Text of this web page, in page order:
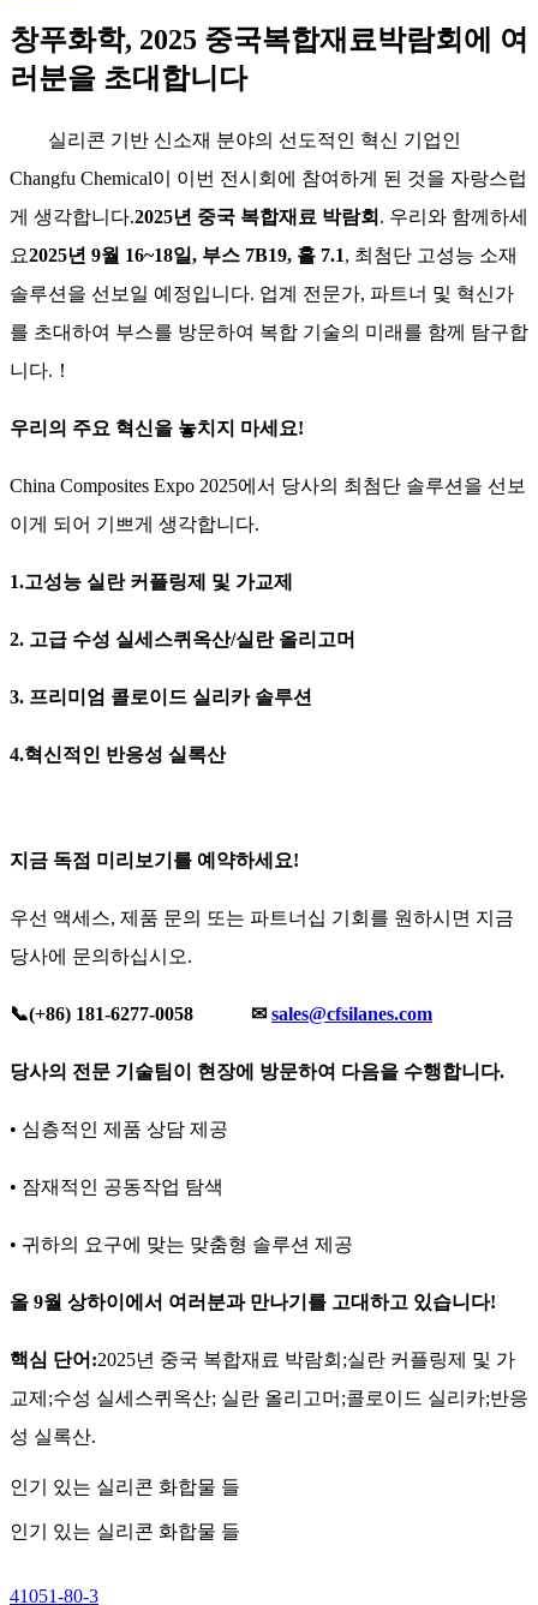
창푸화학, 2025 중국복합재료박람회에 여
러분을 초대합니다
실리콘 기반 신소재 분야의 선도적인 혁신 기업인
Changfu Chemical이 이번 전시회에 참여하게 된 것을 자랑스럽
게 생각합니다.2025년 중국 복합재료 박람회 . 우리와 함께하세
요2025년 9월 16~18일, 부스 7B19, 홀 7.1, 최첨단 고성능 소재
솔루션을 선보일 예정입니다. 업계 전문가, 파트너 및 혁신가
를 초대하여 부스를 방문하여 복합 기술의 미래를 함께 탐구합
니다. ！
우리의 주요 혁신을 놓치지 마세요!
China Composites Expo 2025에서 당사의 최첨단 솔루션을 선보
이게 되어 기쁘게 생각합니다.
1.고성능 실란 커플링제 및 가교제
2. 고급 수성 실세스퀴옥산/실란 올리고머
3. 프리미엄 콜로이드 실리카 솔루션
4.혁신적인 반응성 실록산
지금 독점 미리보기를 예약하세요!
우선 액세스, 제품 문의 또는 파트너십 기회를 원하시면 지금
당사에 문의하십시오.
📞(+86) 181-6277-0058 ✉ sales@cfsilanes.com
당사의 전문 기술팀이 현장에 방문하여 다음을 수행합니다.
• 심층적인 제품 상담 제공
• 잠재적인 공동작업 탐색
• 귀하의 요구에 맞는 맞춤형 솔루션 제공
올 9월 상하이에서 여러분과 만나기를 고대하고 있습니다!
핵심 단어:2025년 중국 복합재료 박람회 ;실란 커플링제 및 가
교제 ;수성 실세스퀴옥산; 실란 올리고머 ;콜로이드 실리카;반응
성 실록산.
인기 있는 실리콘 화합물 들
인기 있는 실리콘 화합물 들
41051-80-3